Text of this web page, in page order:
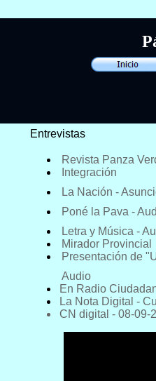
Entrevistas
Revista Panza
Integración
La Nación -
Poné la Pava -
Letra y Música -
Mirador Provincial
Presentación de
Audio
En Radio
La Nota Digital -
CN digital - 08-09-